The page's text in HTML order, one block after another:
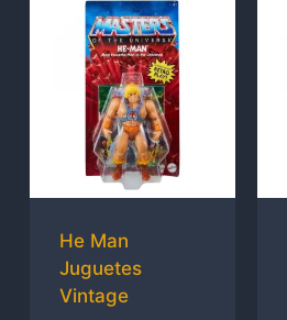
He Man
Juguetes
Vintage